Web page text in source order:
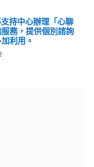
持中心辦理「心聊
務，提供個別諮詢
利用。